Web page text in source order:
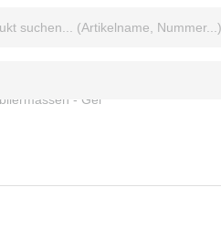
- Gel